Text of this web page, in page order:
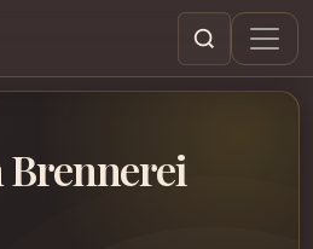
Søg